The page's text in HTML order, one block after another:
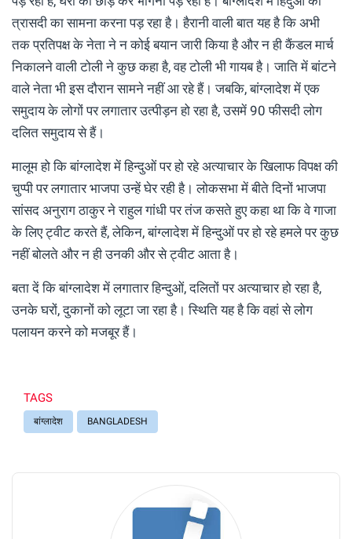
त्रासदी का सामना करना पड़ रहा है। हैरानी वाली बात यह है कि अभी
तक प्रतिपक्ष के नेता ने न कोई बयान जारी किया है और न ही कैंडल मार्च
निकालने वाली टोली ने कुछ कहा है, वह टोली भी गायब है। जाति में बांटने
वाले नेता भी इस दौरान सामने नहीं आ रहे हैं। जबकि, बांग्लादेश में एक
समुदाय के लोगों पर लगातार उत्पीड़न हो रहा है, उसमें 90 फीसदी लोग
दलित समुदाय से हैं।
मालूम हो कि बांग्लादेश में हिन्दुओं पर हो रहे अत्याचार के खिलाफ विपक्ष की
चुप्पी पर लगातार भाजपा उन्हें घेर रही है। लोकसभा में बीते दिनों भाजपा
सांसद अनुराग ठाकुर ने राहुल गांधी पर तंज कसते हुए कहा था कि वे गाजा
के लिए ट्वीट करते हैं, लेकिन, बांग्लादेश में हिन्दुओं पर हो रहे हमले पर कुछ
नहीं बोलते और न ही उनकी और से ट्वीट आता है।
बता दें कि बांग्लादेश में लगातार हिन्दुओं, दलितों पर अत्याचार हो रहा है,
उनके घरों, दुकानों को लूटा जा रहा है। स्थिति यह है कि वहां से लोग
पलायन करने को मजबूर हैं।
TAGS
बांग्लादेश BANGLADESH